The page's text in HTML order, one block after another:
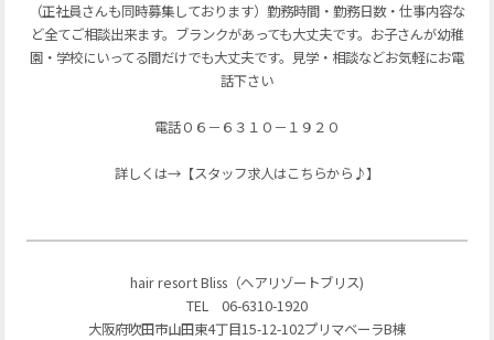
（正社員さんも同時募集しております）勤務時間・勤務日数・仕事内容な
ど全てご相談出来ます。ブランクがあっても大丈夫です。お子さんが幼稚
園・学校にいってる間だけでも大丈夫です。見学・相談などお気軽にお電
話下さい
電話０６－６３１０－１９２０
詳しくは→【スタッフ求人はこちらから♪】
hair resort Bliss（ヘアリゾートブリス)
TEL 06-6310-1920
大阪府吹田市山田東4丁目15-12-102プリマベーラB棟